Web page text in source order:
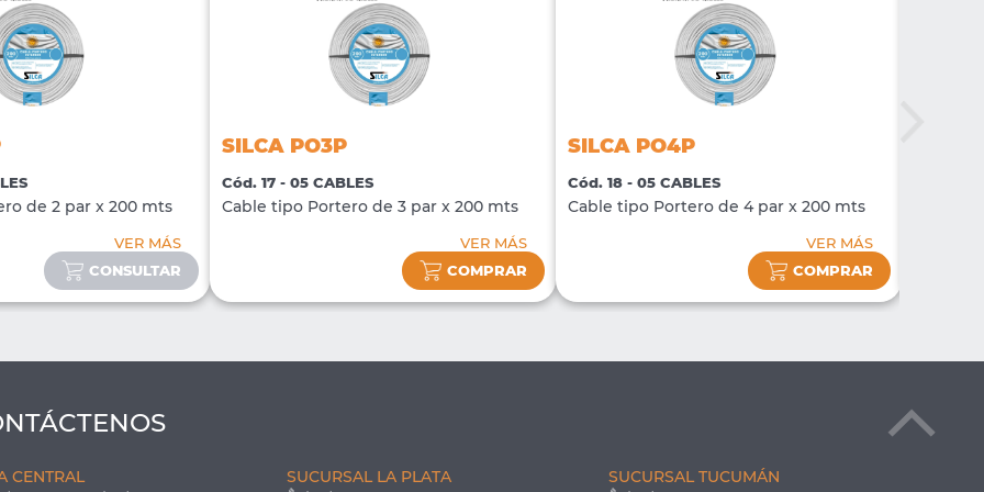
de 2 par x 200 mts
VER MÁS
CONSULTAR
SILCA PO3P
Cód. 17 - 05 CABLES
Cable tipo Portero de 3 par x 200 mts
VER MÁS
COMPRAR
SILCA PO4P
Cód. 18 - 05 CABLES
Cable tipo Portero de 4 par x 200 mts
VER MÁS
COMPRAR
CENTRAL SUCURSAL LA PLATA SUCURSAL TUCUMÁN